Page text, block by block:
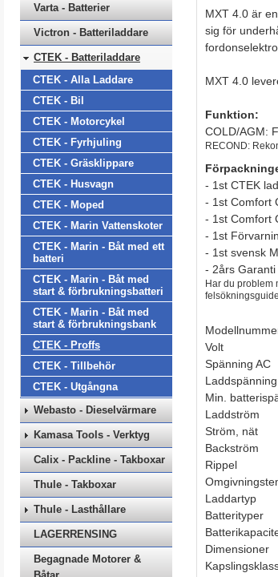
Varta - Batterier
Victron - Batteriladdare
CTEK - Batteriladdare
CTEK - Alla Laddare
CTEK - Bil
CTEK - Motorcykel
CTEK - Fyrhjuling
CTEK - Gräsklippare
CTEK - Husvagn
CTEK - Moped
CTEK - Marin Vattenskoter
CTEK - Marin - Båt med ett
batteri
CTEK - Marin - Båt med
start & förbrukningsbatteri
CTEK - Marin - Båt med
start & förbrukningsbank
CTEK - Proffs
CTEK - Tillbehör
CTEK - Utgångna
Webasto - Dieselvärmare
Kamasa Tools - Verktyg
Calix - Packline - Takboxar
Thule - Takboxar
Thule - Lasthållare
LAGERRENSING
Begagnade Motorer &
MXT 4.0 är
sig för
MXT 4.0
Funktion:
COLD/AGM:
RECOND:
- 1st CTEK
- 1st Comfort
- 1st Comfort
- 1st
- 1st svensk
- 2års Garanti
Har du problem
Volt
Spänning AC
Laddspänning
Min.
Laddström
Ström, nät
Backström
Rippel
Laddartyp
Batterityper
Dimensioner